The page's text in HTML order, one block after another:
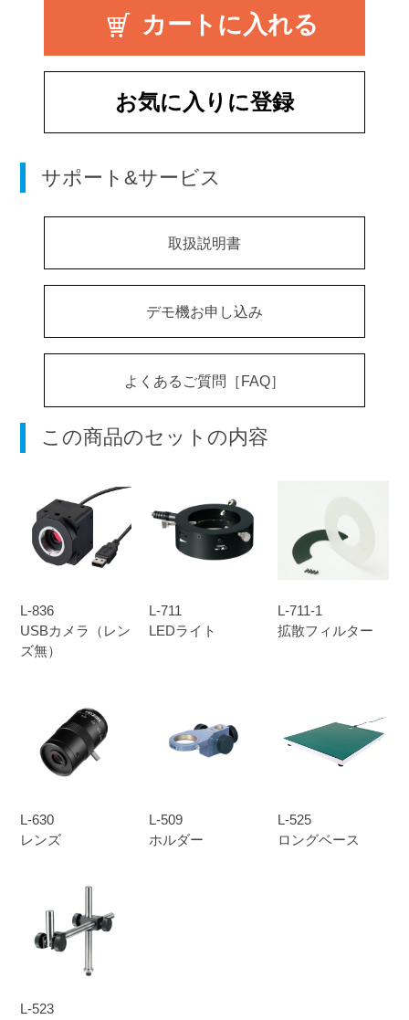
お気に入りに登録
サポート&サービス
取扱説明書
デモ機お申し込み
よくあるご質問［FAQ］
この商品のセットの内容
L-836
USBカメラ（レン
ズ無）
L-711
LEDライト
L-711-1
拡散フィルター
L-630
レンズ
L-509
ホルダー
L-525
ロングベース
L-523